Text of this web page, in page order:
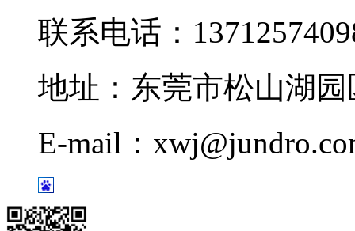
联系电话：
地址：东莞市松山湖
E-mail：